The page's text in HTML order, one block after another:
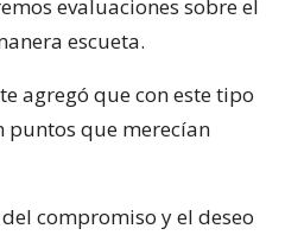
evaluaciones sobre el
escueta.
agregó que con este tipo
puntos que merecían
compromiso y el deseo